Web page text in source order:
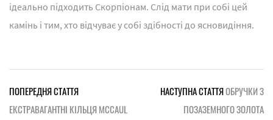
ідеально підходить Скорпіонам. Слід мати при собі цей
камінь і тим, хто відчуває у собі здібності до ясновидіння.
ПОПЕРЕДНЯ СТАТТЯ
ЕКСТРАВАГАНТНІ КІЛЬЦЯ MCCAUL
НАСТУПНА СТАТТЯОБРУЧКИ З
ПОЗАЗЕМНОГО ЗОЛОТА